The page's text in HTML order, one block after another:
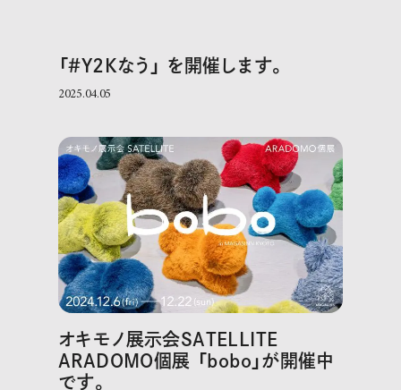
「＃Y2Kなう」 を開催します。
2025.04.05
オキモノ展示会SATELLITE
ARADOMO個展 「bobo」が開催中
です。